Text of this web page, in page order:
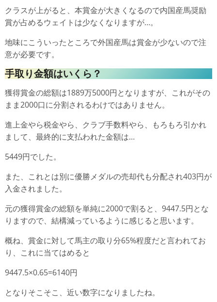
クラスが上がると、本賞金が大きくなるので内国産馬奨励
賞が占めるウェイトは少なくなりますが…。
地味にこういったところで外国産馬は賞金が少ないので注
意が必要です。
手取り金額はいくら？
獲得賞金の総額は1889万5000円となりますが、これがその
まま2000口に分割されるわけではありません。
進上金やら税金やら、クラブ手数料やら、もろもろ引かれ
まして、最終的に支払われた金額は…
5449円でした。
また、これとは別に優勝メダルの売却代も分配され403円が
入金されました。
元の獲得賞金の総額を単純に2000で割ると、9447.5円とな
りますので、結構減っているように感じると思います。
概ね、賞金に対して馬主の取り分65%程度だと言われてお
り、これに当てはめると
9447.5×0.65=6140円
となりそこそこ、近い数字になりましたね。